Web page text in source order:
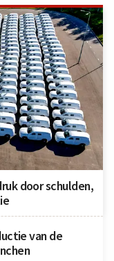
door schulden,
van de